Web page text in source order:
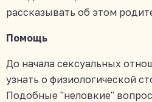
рассказывать об этом
Помощь
До начала сексуальных
узнать о физиологической
Подобные "неловкие"